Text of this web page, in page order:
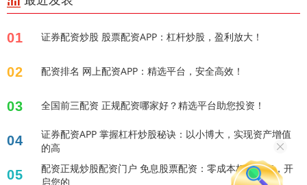
01 证券配资炒股 股票配资APP：杠杆炒股，盈利放大！
02 配资排名 网上配资APP：精选平台，安全高效！
03 全国前三配资 正规配资哪家好？精选平台助您投资！
04
证券配资APP 掌握杠杆炒股秘诀：以小博大，实现资产增值
的高
05
配资正规炒股配资门户 免息股票配资：零成本杠杆投资，开
启您的